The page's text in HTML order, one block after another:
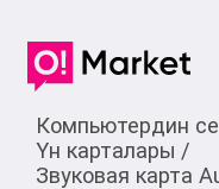
Компьютердин
Үн карталары /
Звуковая карта